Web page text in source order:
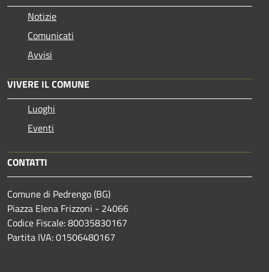
Notizie
Comunicati
Avvisi
VIVERE IL COMUNE
Luoghi
Eventi
CONTATTI
Comune di Pedrengo (BG)
Piazza Elena Frizzoni - 24066
Codice Fiscale: 80035830167
Partita IVA: 01506480167